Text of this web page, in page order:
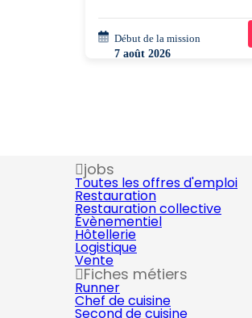
Début de la mission
7 août 2026
jobs
Toutes les offres d'emploi
Restauration
Restauration collective
Évènementiel
Hôtellerie
Logistique
Vente
Fiches métiers
Runner
Chef de cuisine
Second de cuisine